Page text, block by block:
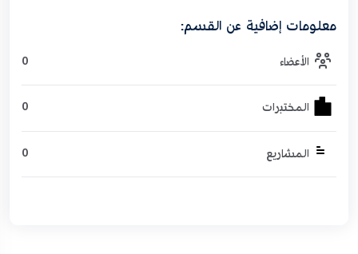
معلومات إضافية عن القسم:
الأعضاء 0
المختبرات 0
المشاريع 0